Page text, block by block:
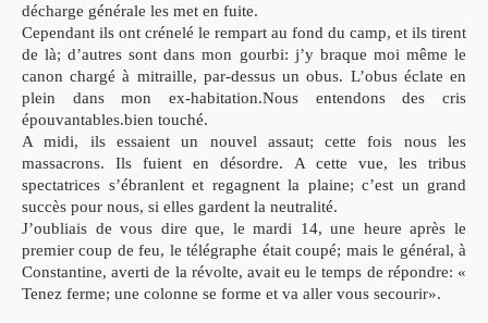
décharge générale les met en fuite.
Cependant ils ont crénelé le rempart au fond du camp, et ils tirent
de là; d’autres sont dans mon gourbi: j’y braque moi même le
canon chargé à mitraille, par-dessus un obus. L’obus éclate en
plein dans mon ex-habitation.Nous entendons des cris
épouvantables.bien touché.
A midi, ils essaient un nouvel assaut; cette fois nous les
massacrons. Ils fuient en désordre. A cette vue, les tribus
spectatrices s’ébranlent et regagnent la plaine; c’est un grand
succès pour nous, si elles gardent la neutralité.
J’oubliais de vous dire que, le mardi 14, une heure après le
premier coup de feu, le télégraphe était coupé; mais le général, à
Constantine, averti de la révolte, avait eu le temps de répondre: «
Tenez ferme; une colonne se forme et va aller vous secourir».